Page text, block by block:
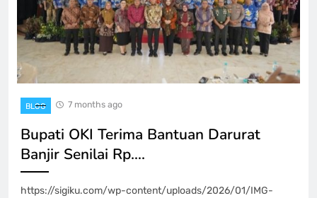
BLOG 7 months ago
Bupati OKI Terima Bantuan Darurat
Banjir Senilai Rp….
https://sigiku.com/wp-content/uploads/2026/01/IMG-